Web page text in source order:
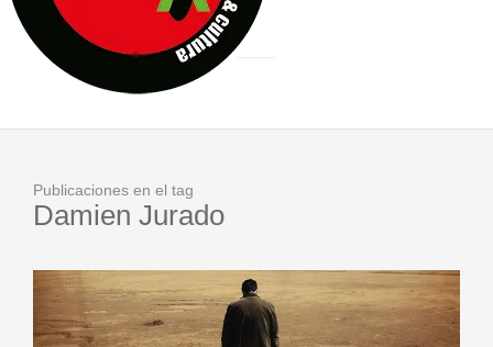
MAGALÍ SARE NOS EXPLICA [DESCASADA]
«NO TENGO PUTOS SUEÑOS»
Publicaciones en el tag
Damien Jurado